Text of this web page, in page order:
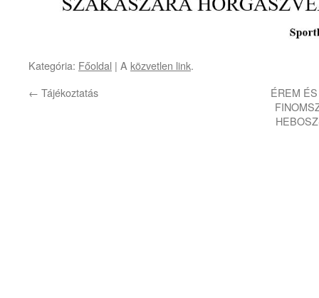
Kategória: Főoldal | A közvetlen link.
← Tájékoztatás
ÉREM